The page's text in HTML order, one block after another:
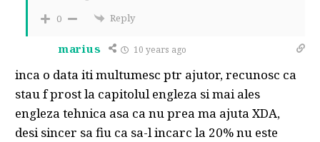
0 Reply
marius 10 years ago
inca o data iti multumesc ptr ajutor, recunosc ca
stau f prost la capitolul engleza si mai ales
engleza tehnica asa ca nu prea ma ajuta XDA,
desi sincer sa fiu ca sa-l incarc la 20% nu este